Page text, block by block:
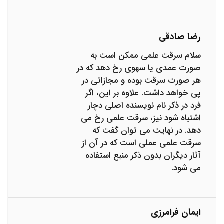
رضا صادقی
سلام سرقت علمی ممکن است به
صورت عمدی یا سهوی رخ دهد که در
هر صورت سرقت بوده و مجازاتی در
پی خواهد داشت. علاوه بر این، اگر
فرد در ذکر نام نویسنده اصلی دچار
اشتباه شود نیز، سرقت علمی رخ می
دهد. در نهایت می توان گفت که
سرقت علمی عملی است که در آن از
آثار دیگران بدون ذکر منبع استفاده
می شود.
ایمان فرامرزی